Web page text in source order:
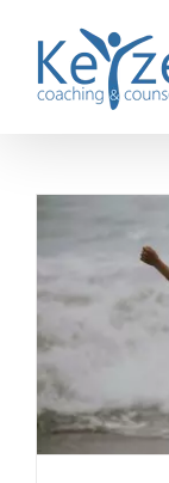
naar
inhoud